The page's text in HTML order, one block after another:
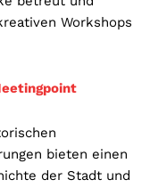
Workshops
bieten einen
der Stadt und